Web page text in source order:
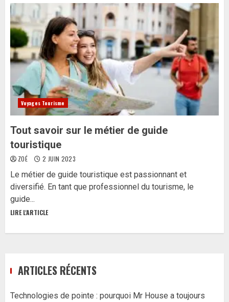
Voyages Tourisme
Tout savoir sur le métier de guide
touristique
ZOÉ 2 JUIN 2023
Le métier de guide touristique est passionnant et
diversifié. En tant que professionnel du tourisme, le
guide...
LIRE L'ARTICLE
ARTICLES RÉCENTS
Technologies de pointe : pourquoi Mr House a toujours